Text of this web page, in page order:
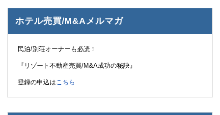
ホテル売買/M&Aメルマガ
民泊/別荘オーナーも必読！
『リゾート不動産売買/M&A成功の秘訣』
登録の申込は こちら